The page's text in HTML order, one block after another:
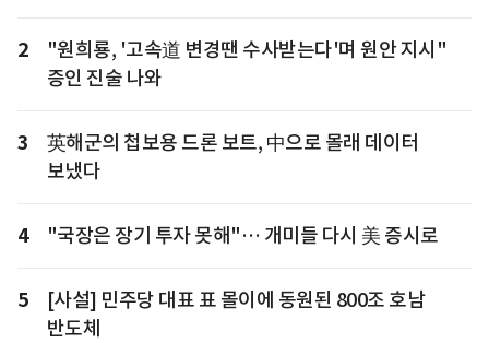
2
"원희룡, '고속道 변경땐 수사받는다'며 원안 지시"
증인 진술 나와
3
英해군의 첩보용 드론 보트, 中으로 몰래 데이터
보냈다
4 "국장은 장기 투자 못해"… 개미들 다시 美 증시로
5
[사설] 민주당 대표 표 몰이에 동원된 800조 호남
반도체